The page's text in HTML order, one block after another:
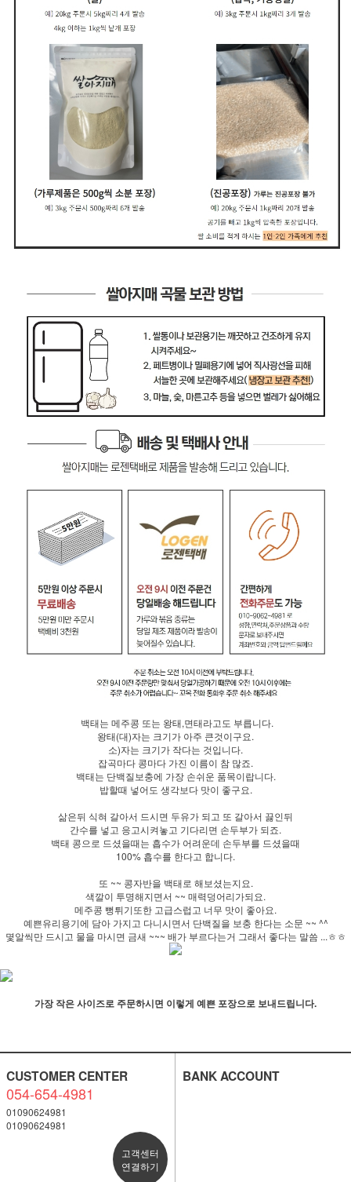
백태는 메주콩 또는 왕태,면태라고도 부릅니다.
왕태(대)자는 크기가 아주 큰것이구요.
소)자는 크기가 작다는 것입니다.
잡곡마다 콩마다 가진 이름이 참 많죠.
백태는 단백질보충에 가장 손쉬운 품목이랍니다.
밥할때 넣어도 생각보다 맛이 좋구요.
삶은뒤 식혀 갈아서 드시면 두유가 되고 또 갈아서 끓인뒤
간수를 넣고 응고시켜놓고 기다리면 손두부가 되죠.
백태 콩으로 드셨을때는 흡수가 어려운데 손두부를 드셨을때
100% 흡수를 한다고 합니다.
또 ~~ 콩자반을 백태로 해보셨는지요.
색깔이 투명해지면서 ~~ 매력덩어리가되요.
메주콩 뻥튀기또한 고급스럽고 너무 맛이 좋아요.
예쁜유리용기에 담아 가지고 다니시면서 단백질을 보충 한다는 소문 ~~ ^^
몇알씩만 드시고 물을 마시면 금새 ~~~ 배가 부르다는거 그래서 좋다는 말씀 ...ㅎㅎ
가장 작은 사이즈로 주문하시면 이렇게 예쁜 포장으로 보내드립니다.
CUSTOMER CENTER
054-654-4981
01090624981
01090624981
고객센터
연결하기
BANK ACCOUNT